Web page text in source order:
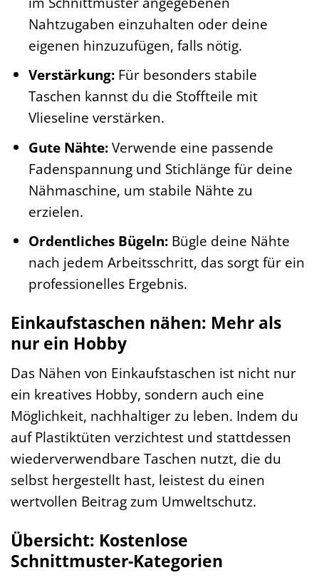
Nahtzugaben einzuhalten oder deine
eigenen hinzuzufügen, falls nötig.
Verstärkung:Für besonders stabile
Taschen kannst du die Stoffteile mit
Vlieseline verstärken.
Gute Nähte:Verwende eine passende
Fadenspannung und Stichlänge für deine
Nähmaschine, um stabile Nähte zu
erzielen.
Ordentliches Bügeln:Bügle deine Nähte
nach jedem Arbeitsschritt, das sorgt für ein
professionelles Ergebnis.
Einkaufstaschen nähen: Mehr als
nur ein Hobby
Das Nähen von Einkaufstaschen ist nicht nur
ein kreatives Hobby, sondern auch eine
Möglichkeit, nachhaltiger zu leben. Indem du
auf Plastiktüten verzichtest und stattdessen
wiederverwendbare Taschen nutzt, die du
selbst hergestellt hast, leistest du einen
wertvollen Beitrag zum Umweltschutz.
Übersicht: Kostenlose
Schnittmuster-Kategorien